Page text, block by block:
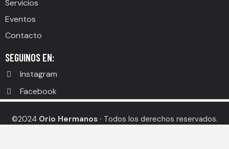
Servicios
Eventos
Contacto
SEGUINOS EN:
Instagram
Facebook
©2024 Orio Hermanos · Todos los derechos reservados.